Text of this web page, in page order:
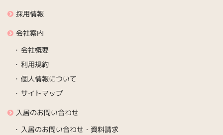
採用情報
会社案内
会社概要
利用規約
個人情報について
サイトマップ
入居のお問い合わせ
入居のお問い合わせ・資料請求